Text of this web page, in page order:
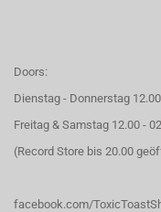
Doors:
Dienstag - Donnerstag
Freitag & Samstag 12.00 -
(Record Store bis 20.00
facebook.com/